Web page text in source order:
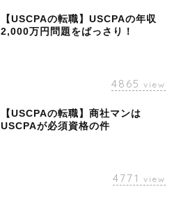
【USCPAの転職】USCPAの年収
2,000万円問題をばっさり！
4865 view
【USCPAの転職】商社マンは
USCPAが必須資格の件
4771 view